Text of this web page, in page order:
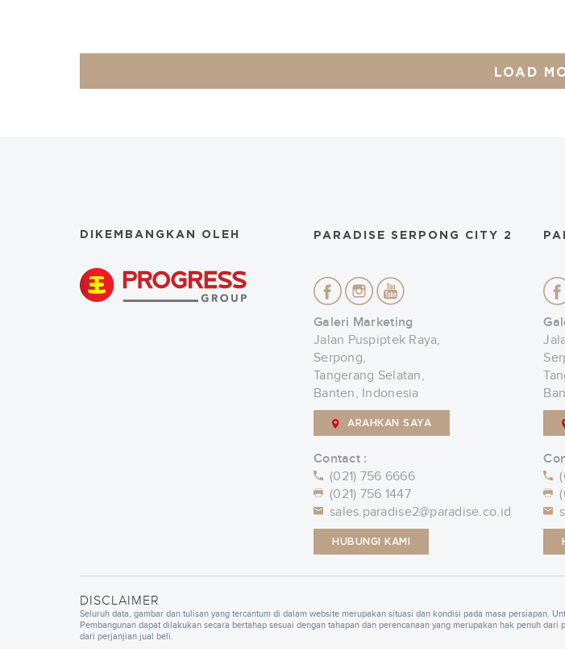
LOAD
DIKEMBANGKAN OLEH PARADISE SERPONG CITY 2
Galeri Marketing
Jalan Puspiptek Raya,
Serpong,
Tangerang Selatan,
Banten, Indonesia
ARAHKAN SAYA
Contact :
(021) 756 6666
(021) 756 1447
sales.paradise2@paradise.co.id
HUBUNGI KAMI
DISCLAIMER
Seluruh data, gambar dan tulisan yang tercantum di dalam website merupakan situasi dan kondisi pada masa persiapan.
Pembangunan dapat dilakukan secara bertahap sesuai dengan tahapan dan perencanaan yang merupakan hak penuh
dari perjanjian jual beli.